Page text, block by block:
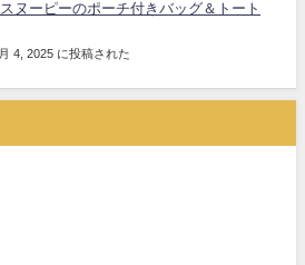
スヌーピーのポーチ付きバッグ＆トート
4, 2025 に投稿された